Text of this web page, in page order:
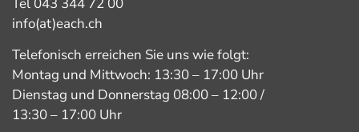
info(at)each.ch
Telefonisch erreichen Sie uns wie folgt:
Montag und Mittwoch: 13:30 – 17:00 Uhr
Dienstag und Donnerstag 08:00 – 12:00 /
13:30 – 17:00 Uhr